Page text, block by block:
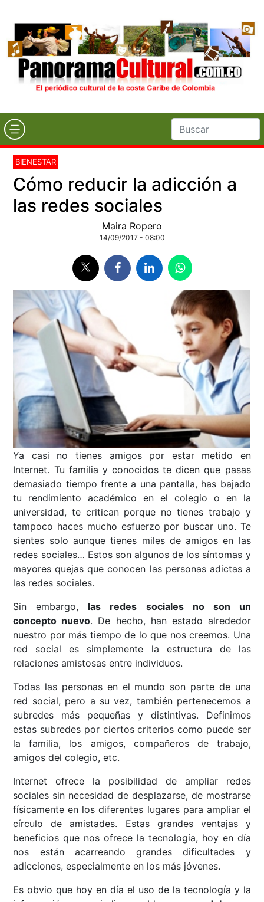
BIENESTAR
Cómo reducir la adicción a
Maira Ropero
14/09/2017 - 08:00
Ya casi no tienes amigos por estar metido en
Internet. Tu familia y conocidos te dicen que pasas
demasiado tiempo frente a una pantalla, has bajado
tu rendimiento académico en el colegio o en la
universidad, te critican porque no tienes trabajo y
tampoco haces mucho esfuerzo por buscar uno. Te
sientes solo aunque tienes miles de amigos en las
redes sociales… Estos son algunos de los síntomas y
mayores quejas que conocen las personas adictas a
las redes sociales.
Sin embargo, las redes sociales no son un
concepto nuevo. De hecho, han estado alrededor
nuestro por más tiempo de lo que nos creemos. Una
red social es simplemente la estructura de las
relaciones amistosas entre individuos.
Todas las personas en el mundo son parte de una
red social, pero a su vez, también pertenecemos a
subredes más pequeñas y distintivas. Definimos
estas subredes por ciertos criterios como puede ser
la familia, los amigos, compañeros de trabajo,
amigos del colegio, etc.
Internet ofrece la posibilidad de ampliar redes
sociales sin necesidad de desplazarse, de mostrarse
físicamente en los diferentes lugares para ampliar el
círculo de amistades. Estas grandes ventajas y
beneficios que nos ofrece la tecnología, hoy en día
nos están acarreando grandes dificultades y
adicciones, especialmente en los más jóvenes.
Es obvio que hoy en día el uso de la tecnología y la